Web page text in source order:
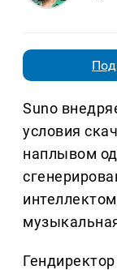
Suno
условия
наплывом